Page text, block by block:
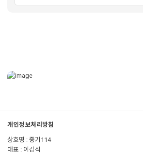
개인정보처리방침
상호명 : 중기114
대표 : 이갑석